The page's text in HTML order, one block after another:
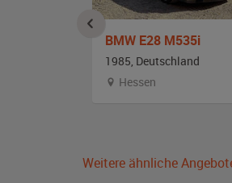
BMW E28 M535i
1985, Deutschland
Hessen
Weitere ähnliche